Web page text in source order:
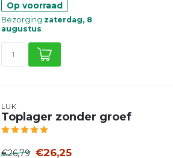
Op voorraad
Bezorging zaterdag, 8
augustus
LUK
Toplager zonder groef
€26,79 €26,25